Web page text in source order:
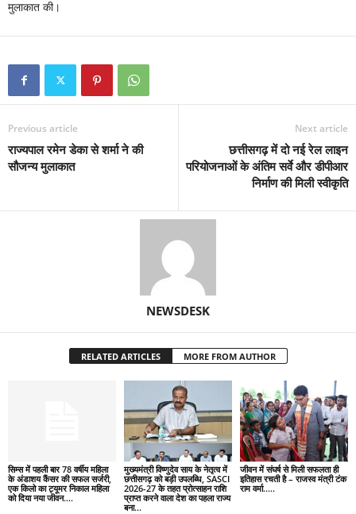
मुलाकात की।
Previous article
राज्यपाल रमेन डेका से शर्मा ने की
सौजन्य मुलाकात
Next article
छत्तीसगढ़ में दो नई रेल लाइन
परियोजनाओं के अंतिम सर्वे और डीपीआर
निर्माण की मिली स्वीकृति
NEWSDESK
RELATED ARTICLES MORE FROM AUTHOR
सिम्स में पहली बार 78 वर्षीय महिला
के अंडाशय कैंसर की सफल सर्जरी,
एक किलो का ट्यूमर निकाल महिला
को दिया नया जीवन….
मुख्यमंत्री विष्णुदेव साय के नेतृत्व में
छत्तीसगढ़ को बड़ी उपलब्धि, SASCI
2026-27 के तहत प्रोत्साहन राशि
प्राप्त करने वाला देश का पहला राज्य
बना...
जीवन में संघर्ष से मिली सफलता ही
इतिहास रचती है – राजस्व मंत्री टंक
राम वर्मा…..